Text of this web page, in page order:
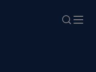
search